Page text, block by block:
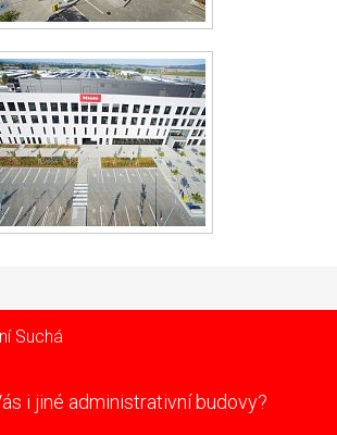
Suchá
i jiné administrativní budovy?